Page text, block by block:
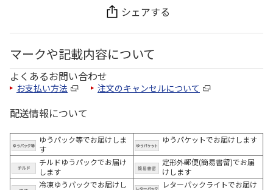
シェアする
マークや記載内容について
よくあるお問い合わせ
お支払い方法 注文のキャンセルについて
配送情報について
ゆうパック等でお届けしま
す
ゆうパケットでお届けします
チルドゆうパックでお届け
します
定形外郵便(簡易書留)でお届
けします
冷凍ゆうパックでお届けし
レターパックライトでお届け